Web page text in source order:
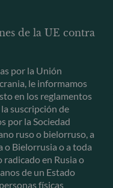
de la UE contra
por la Unión
le informamos
en los reglamentos
suscripción de
por la Sociedad
ruso o bielorruso, a
o Bielorrusia o a toda
en Rusia o
de un Estado
físicas